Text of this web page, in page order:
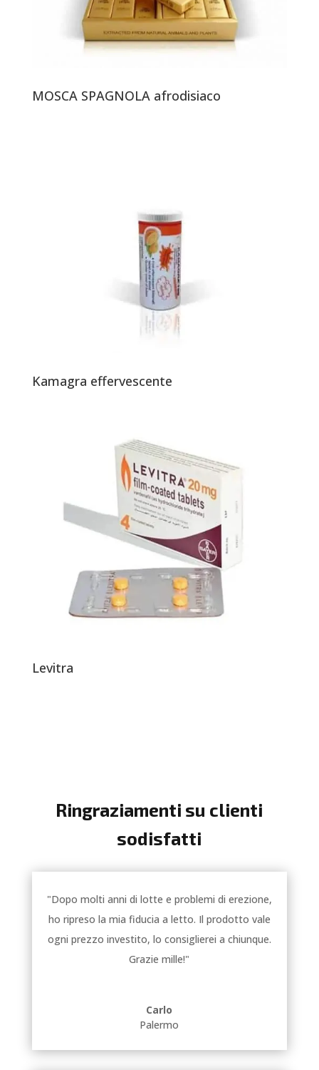
MOSCA SPAGNOLA afrodisiaco
Kamagra effervescente
Levitra
Ringraziamenti su clienti
sodisfatti
"Dopo molti anni di lotte e problemi di erezione,
ho ripreso la mia fiducia a letto. Il prodotto vale
ogni prezzo investito, lo consiglierei a chiunque.
Grazie mille!"
Carlo
Palermo